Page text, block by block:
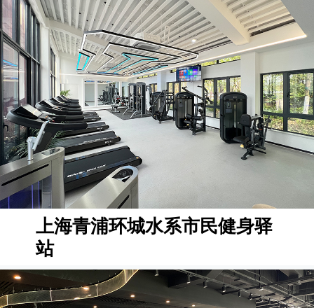
上海青浦环城水系市民健身驿
站